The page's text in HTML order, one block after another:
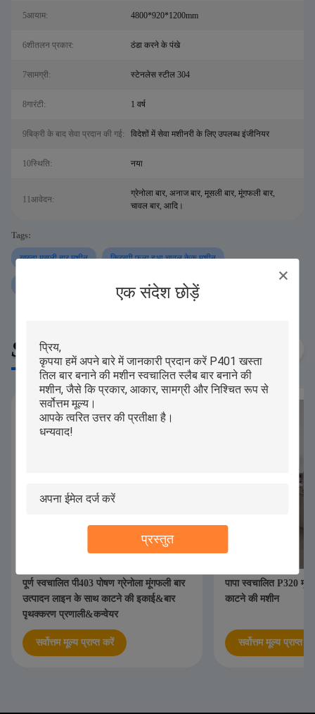
एक संदेश छोड़ें
प्रस्तुत
5आयाम: 4800*920*1200mm
6शीतलन प्रकार: ठंडा करने के पंखे
7सामग्री: स्टेनलेस स्टील 304
8गारंटी: 1 वर्ष
9बिक्री के बाद सेवा प्रदान की गई: विदेशों में सेवा मशीनरी के लिए उपलब्ध इंजीनियर
10स्थिति: नया
11आवेदन:
ग्रेनोला बार, अनाज बार, मूसली बार, मूंगफली बार,
चावल बार, आदि।
Tags:
खस्ता मूसली बार मशीन क्रिस्पी फूला हुआ चावल केक मशीन
Similar Products
पूर्ण स्वचालित पी403 पोषण ग्रेनोला मूंगफली बार
उत्पादन लाइन के साथ काटने की इकाई&बार
पृथक्करण प्रणाली&कन्वेयर
सर्वोत्तम मूल्य प्राप्त करें
पापा स्वचालित P320
काटने की मशीन
सर्वोत्तम मूल्य प्राप्त